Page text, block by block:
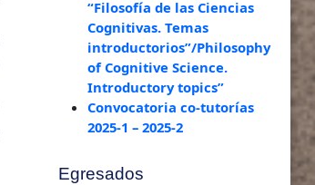
“Filosofía de las Ciencias
Cognitivas. Temas
introductorios”/Philosophy
of Cognitive Science.
Introductory topics”
Convocatoria co-tutorías
2025-1 – 2025-2
Egresados